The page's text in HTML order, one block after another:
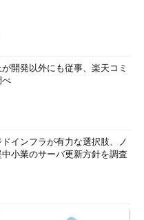
開発以外にも従事、楽天コミ
べ
インフラが有力な選択肢、ノ
小業のサーバ更新方針を調査